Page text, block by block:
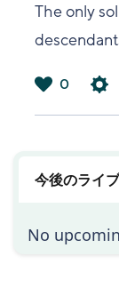
The only
0
今後のライ
No